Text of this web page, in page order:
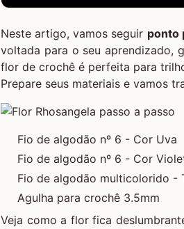
Neste artigo, vamos seguir ponto
voltada para o seu aprendizado,
flor de crochê é perfeita para
Prepare seus materiais e vamos
Fio de algodão nº 6 - Cor Uva
Fio de algodão nº 6 - Cor
Fio de algodão multicolorido -
Agulha para crochê 3.5mm
Veja como a flor fica